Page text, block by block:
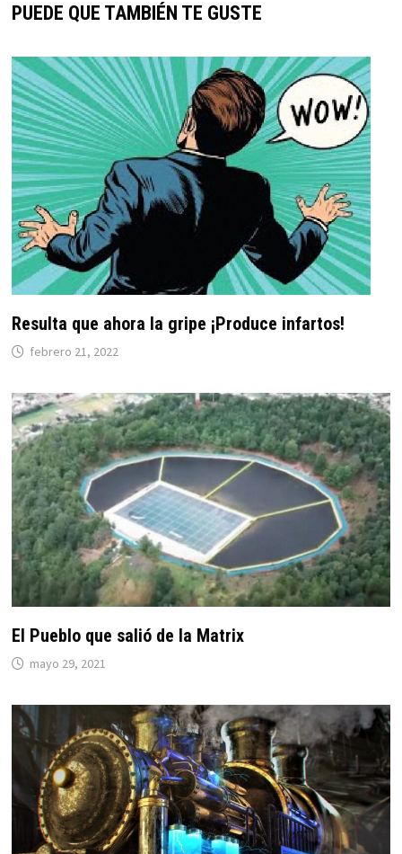
PUEDE QUE TAMBIÉN TE GUSTE
Resulta que ahora la gripe ¡Produce infartos!
febrero 21, 2022
El Pueblo que salió de la Matrix
mayo 29, 2021